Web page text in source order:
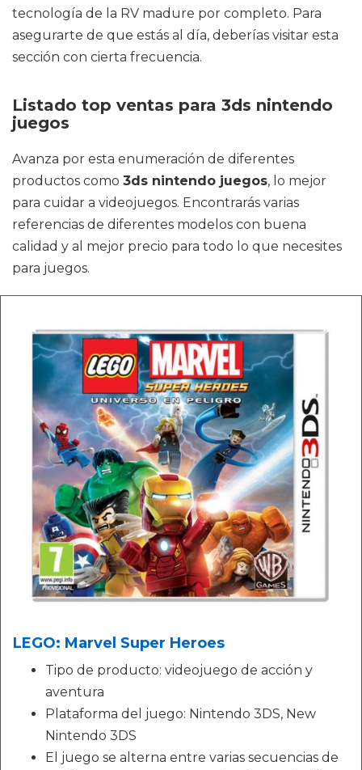
tecnología de la RV madure por completo. Para
asegurarte de que estás al día, deberías visitar esta
sección con cierta frecuencia.
Listado top ventas para 3ds nintendo
juegos
Avanza por esta enumeración de diferentes
productos como 3ds nintendo juegos, lo mejor
para cuidar a videojuegos. Encontrarás varias
referencias de diferentes modelos con buena
calidad y al mejor precio para todo lo que necesites
para juegos.
LEGO: Marvel Super Heroes
Tipo de producto: videojuego de acción y
aventura
Plataforma del juego: Nintendo 3DS, New
Nintendo 3DS
El juego se alterna entre varias secuencias de